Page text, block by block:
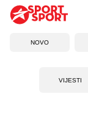
NOVO
VIJESTI